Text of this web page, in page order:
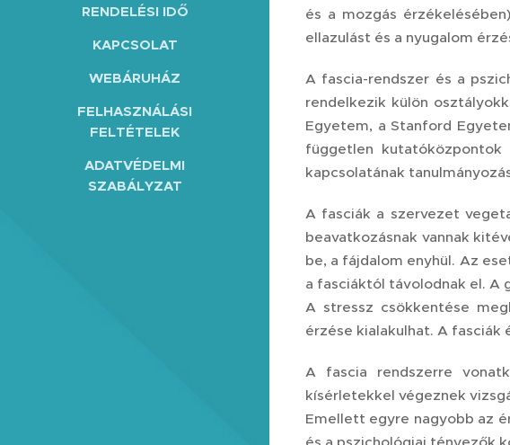
RENDELÉSI IDŐ
KAPCSOLAT
WEBÁRUHÁZ
FELHASZNÁLÁSI
FELTÉTELEK
ADATVÉDELMI
SZABÁLYZAT
és a mozgás
ellazulást és a nyugalom
A fascia-rendszer és a
rendelkezik külön
Egyetem, a Stanford
független kutatóközpontok
kapcsolatának
A fasciák a szervezet
beavatkozásnak vannak
be, a fájdalom enyhül. Az
a fasciáktól távolodnak el. A
A stressz csökkentése
érzése kialakulhat. A fasciák
A fascia rendszerre
kísérletekkel végeznek
Emellett egyre nagyobb az
és a pszichológiai tényezők